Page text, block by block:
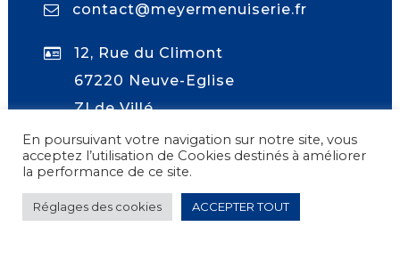
contact@meyermenuiserie.fr
12, Rue du Climont
67220 Neuve-Eglise
ZI de Villé
En poursuivant votre navigation sur notre site, vous
acceptez l’utilisation de Cookies destinés à améliorer
la performance de ce site.
Réglages des cookies ACCEPTER TOUT